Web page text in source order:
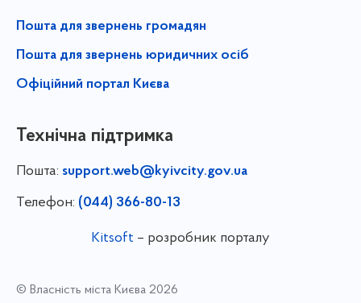
Пошта для звернень громадян
Пошта для звернень юридичних осіб
Офіційний портал Києва
Технічна підтримка
Пошта: support.web@kyivcity.gov.ua
Телефон: (044) 366-80-13
Kitsoft – розробник порталу
© Власність міста Києва 2026